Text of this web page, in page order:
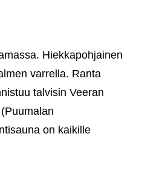
Hiekkapohjainen
varrella. Ranta
talvisin Veeran
on kaikille